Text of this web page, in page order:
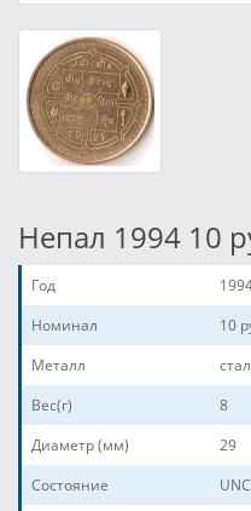
Непал 1994 10
Год
Номинал
10
Металл
Вес(г)
8
Диаметр (мм)
29
Состояние
UNC